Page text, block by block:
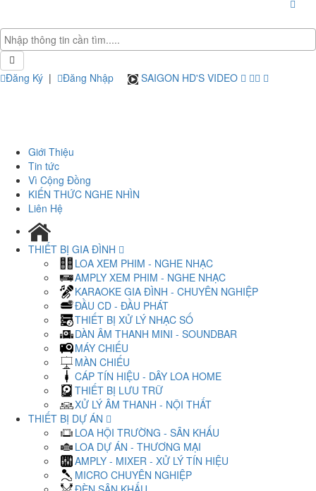
Đăng Ký | Đăng Nhập SAIGON HD'S VIDEO
Giới Thiệu
Tin tức
Vì Cộng Đồng
KIẾN THỨC NGHE NHÌN
Liên Hệ
THIẾT BỊ GIA ĐÌNH
LOA XEM PHIM - NGHE NHẠC
AMPLY XEM PHIM - NGHE NHẠC
KARAOKE GIA ĐÌNH - CHUYÊN NGHIỆP
ĐẦU CD - ĐẦU PHÁT
THIẾT BỊ XỬ LÝ NHẠC SỐ
DÀN ÂM THANH MINI - SOUNDBAR
MÁY CHIẾU
MÀN CHIẾU
CÁP TÍN HIỆU - DÂY LOA HOME
THIẾT BỊ LƯU TRỮ
XỬ LÝ ÂM THANH - NỘI THẤT
THIẾT BỊ DỰ ÁN
LOA HỘI TRƯỜNG - SÂN KHẤU
LOA DỰ ÁN - THƯƠNG MẠI
AMPLY - MIXER - XỬ LÝ TÍN HIỆU
MICRO CHUYÊN NGHIỆP